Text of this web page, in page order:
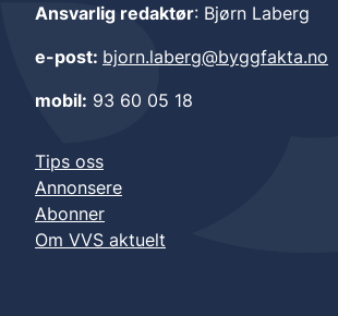
Ansvarlig redaktør: Bjørn Laberg
e-post: bjorn.laberg@byggfakta.no
mobil: 93 60 05 18
Tips oss
Annonsere
Abonner
Om VVS aktuelt